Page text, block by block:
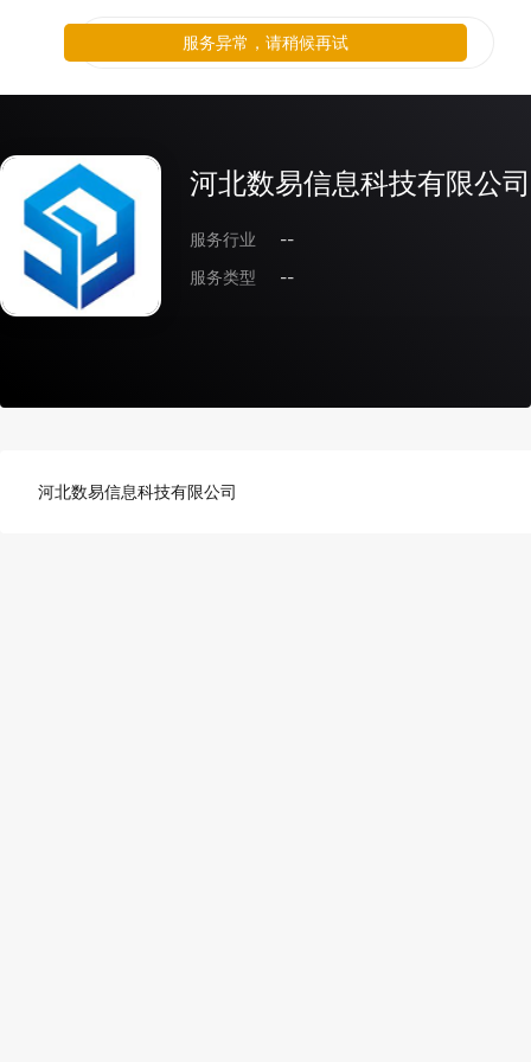
河北数易信息科技有限公司
服务行业
--
服务类型
--
河北数易信息科技有限公司
服务异常，请稍候再试